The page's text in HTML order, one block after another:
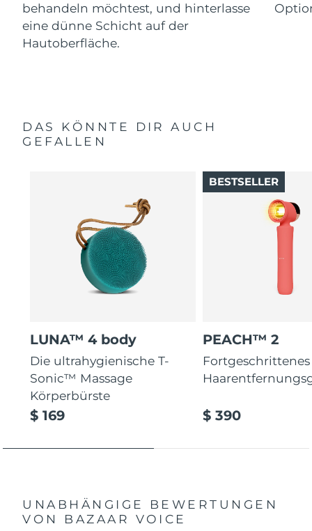
behandeln möchtest, und hinterlasse
eine dünne Schicht auf der
Hautoberfläche.
DAS KÖNNTE DIR AUCH
GEFALLEN
LUNA™ 4 body
Die ultrahygienische T-
Sonic™ Massage
Körperbürste
$ 169
PEACH™ 2
Fortgeschrittenes
$ 390
BESTSELLER
UNABHÄNGIGE BEWERTUNGEN
VON BAZAAR VOICE